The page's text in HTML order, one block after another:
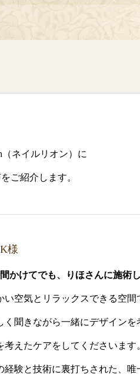
ネイルリオン）に
ご紹介します。
様
間かけてでも、りほさんに施術
い空気とリラックスできる空間
く聞きながら一緒にデザインを
考えたケアをしてくださいます
経験と技術に裏打ちされた、唯